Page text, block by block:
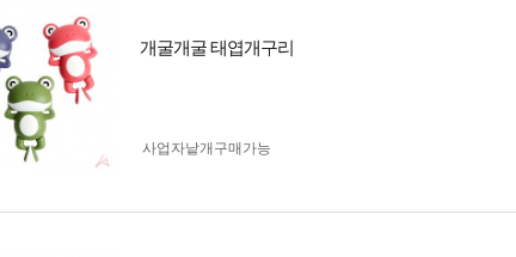
개굴개굴 태엽개구리
사업자 낱개구매가능